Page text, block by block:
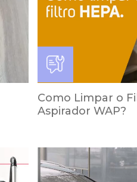
Como Limpar o
Aspirador WAP?